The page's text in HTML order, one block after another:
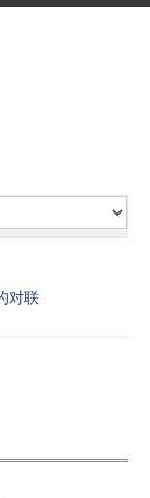
对联